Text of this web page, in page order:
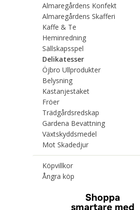
Almaregårdens Konfekt
Almaregårdens Skafferi
Kaffe & Te
Heminredning
Sällskapsspel
Delikatesser
Öjbro Ullprodukter
Belysning
Kastanjestaket
Fröer
Trädgårdsredskap
Gardena Bevattning
Växtskyddsmedel
Mot Skadedjur
Köpvillkor
Ångra köp